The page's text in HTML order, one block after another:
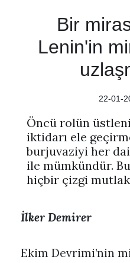
Bir
Lenin'in
22-01-
Öncü rolün
iktidarı ele
burjuvaziyi her
ile mümkündür. Bu
hiçbir çizgi
İlker Demirer
Ekim Devrimi’nin